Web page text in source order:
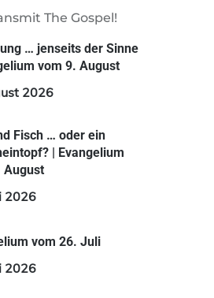
The Gospel!
… jenseits der Sinne
vom 9. August
2026
Fisch … oder ein
| Evangelium
August
2026
vom 26. Juli
2026